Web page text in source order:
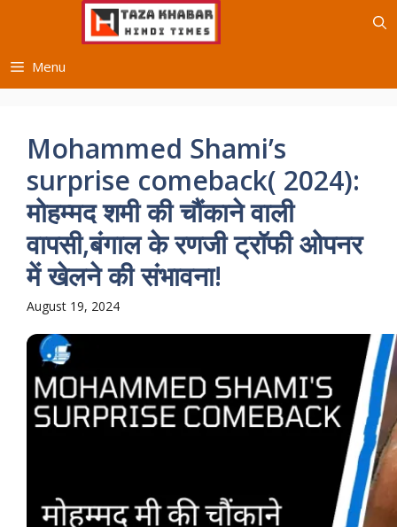
Menu
Mohammed Shami’s
surprise comeback( 2024):
मोहम्मद शमी की चौंकाने वाली
वापसी,बंगाल के रणजी ट्रॉफी ओपनर
में खेलने की संभावना!
August 19, 2024